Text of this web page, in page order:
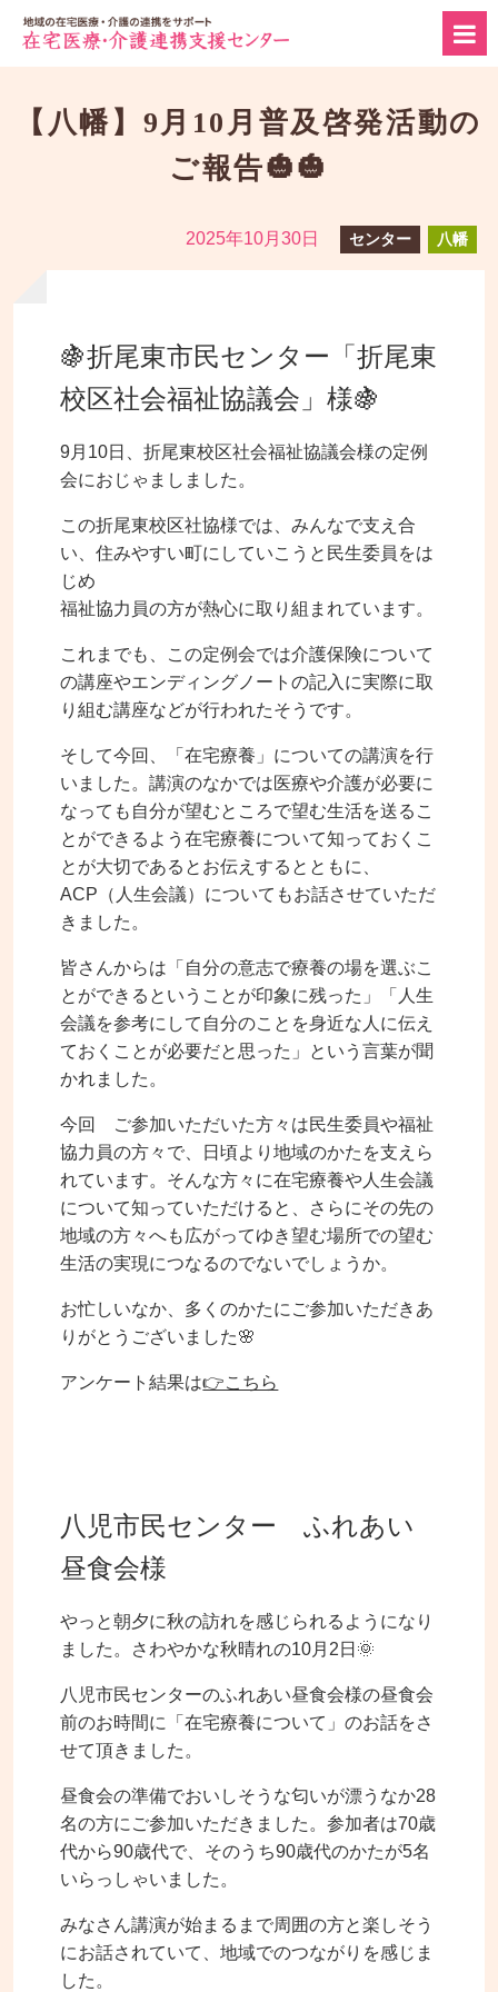
【八幡】9月10月普及啓発活動の
ご報告🎃🎃
2025年10月30日 センター 八幡
🍇折尾東市民センター「折尾東
校区社会福祉協議会」様🍇
9月10日、折尾東校区社会福祉協議会様の定例
会におじゃましました。
この折尾東校区社協様では、みんなで支え合
い、住みやすい町にしていこうと民生委員をは
じめ
福祉協力員の方が熱心に取り組まれています。
これまでも、この定例会では介護保険について
の講座やエンディングノートの記入に実際に取
り組む講座などが行われたそうです。
そして今回、「在宅療養」についての講演を行
いました。講演のなかでは医療や介護が必要に
なっても自分が望むところで望む生活を送るこ
とができるよう在宅療養について知っておくこ
とが大切であるとお伝えするとともに、
ACP（人生会議）についてもお話させていただ
きました。
皆さんからは「自分の意志で療養の場を選ぶこ
とができるということが印象に残った」「人生
会議を参考にして自分のことを身近な人に伝え
ておくことが必要だと思った」という言葉が聞
かれました。
今回 ご参加いただいた方々は民生委員や福祉
協力員の方々で、日頃より地域のかたを支えら
れています。そんな方々に在宅療養や人生会議
について知っていただけると、さらにその先の
地域の方々へも広がってゆき望む場所での望む
生活の実現につなるのでないでしょうか。
お忙しいなか、多くのかたにご参加いただきあ
りがとうございました🌸
アンケート結果は👉こちら
八児市民センター ふれあい
昼食会様
やっと朝夕に秋の訪れを感じられるようになり
ました。さわやかな秋晴れの10月2日🌞
八児市民センターのふれあい昼食会様の昼食会
前のお時間に「在宅療養について」のお話をさ
せて頂きました。
昼食会の準備でおいしそうな匂いが漂うなか28
名の方にご参加いただきました。参加者は70歳
代から90歳代で、そのうち90歳代のかたが5名
いらっしゃいました。
みなさん講演が始まるまで周囲の方と楽しそう
にお話されていて、地域でのつながりを感じま
した。